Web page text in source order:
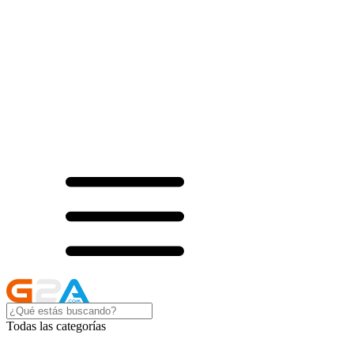
Todas las categorías